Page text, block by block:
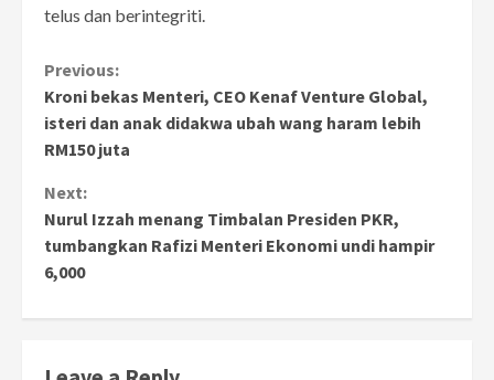
telus dan berintegriti.
Continue
Reading
Previous:
Kroni bekas Menteri, CEO Kenaf Venture Global,
isteri dan anak didakwa ubah wang haram lebih
RM150 juta
Next:
Nurul Izzah menang Timbalan Presiden PKR,
tumbangkan Rafizi Menteri Ekonomi undi hampir
6,000